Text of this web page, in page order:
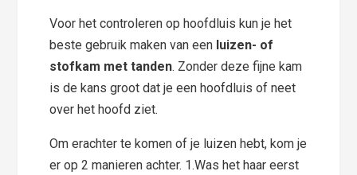
Voor het controleren op hoofdluis kun je het
beste gebruik maken van een luizen- of
stofkam met tanden. Zonder deze fijne kam
is de kans groot dat je een hoofdluis of neet
over het hoofd ziet.
Om erachter te komen of je luizen hebt, kom je
er op 2 manieren achter. 1.Was het haar eerst